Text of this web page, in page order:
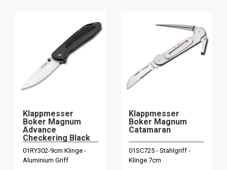
Klappmesser
Boker Magnum
Advance
Checkering Black
01RY302-9cm Klinge -
Aluminium Griff
Klappmesser
Boker Magnum
Catamaran
01SC725 - Stahlgriff -
Klinge 7cm